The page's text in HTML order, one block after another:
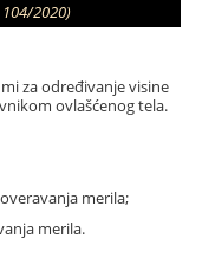
2020)
za određivanje visine
ovlašćenog tela.
merila;
merila.